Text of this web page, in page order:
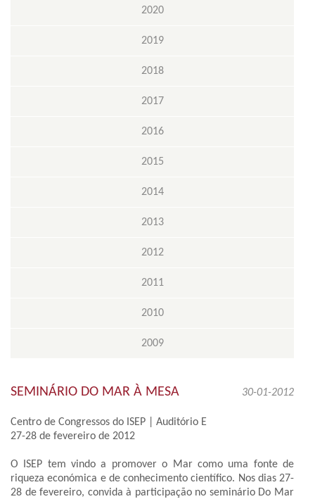
2020
2019
2018
2017
2016
2015
2014
2013
2012
2011
2010
2009
SEMINÁRIO DO MAR À MESA 30-01-2012
Centro de Congressos do ISEP | Auditório E
27-28 de fevereiro de 2012
O ISEP tem vindo a promover o Mar como uma fonte de
riqueza económica e de conhecimento científico. Nos dias 27-
28 de fevereiro, convida à participação no seminário Do Mar